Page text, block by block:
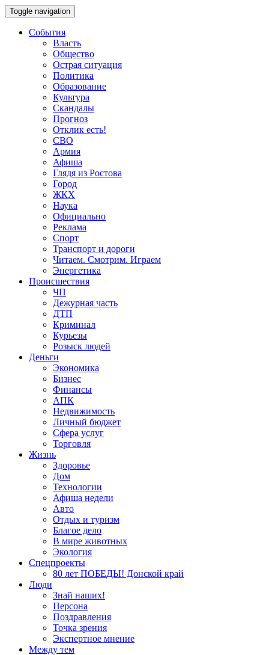
Toggle navigation
События
Власть
Общество
Острая ситуация
Политика
Образование
Культура
Скандалы
Прогноз
Отклик есть!
СВО
Армия
Афиша
Глядя из Ростова
Город
ЖКХ
Наука
Официально
Реклама
Спорт
Транспорт и дороги
Читаем. Смотрим. Играем
Энергетика
Происшествия
ЧП
Дежурная часть
ДТП
Криминал
Курьезы
Розыск людей
Деньги
Экономика
Бизнес
Финансы
АПК
Недвижимость
Личный бюджет
Сфера услуг
Торговля
Жизнь
Здоровье
Дом
Технологии
Афиша недели
Авто
Отдых и туризм
Благое дело
В мире животных
Экология
Спецпроекты
80 лет ПОБЕДЫ! Донской край
Люди
Знай наших!
Персона
Поздравления
Точка зрения
Экспертное мнение
Между тем